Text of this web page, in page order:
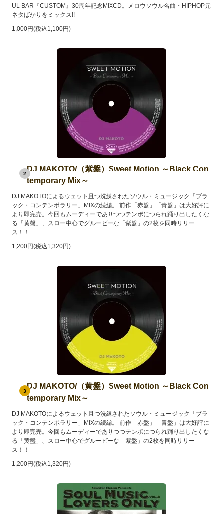
UL BAR『CUSTOM』30周年記念MIXCD。メロウソウル名曲・HIPHOP元
ネタばかりをミックス!!
1,000円(税込1,100円)
2
DJ MAKOTO/（紫盤）Sweet Motion ～Black Con
temporary Mix～
DJ MAKOTOによるウェット且つ洗練されたソウル・ミュージック「ブラ
ック・コンテンポラリー」MIXの続編。 前作「赤盤」「青盤」は大好評に
より即完売。今回もムーディーでありつつテンポにつられ踊り出したくな
る「黄盤」、スロー中心でグルービーな「紫盤」の2枚を同時リリー
ス！！
1,200円(税込1,320円)
3
DJ MAKOTO/（黄盤）Sweet Motion ～Black Con
temporary Mix～
DJ MAKOTOによるウェット且つ洗練されたソウル・ミュージック「ブラ
ック・コンテンポラリー」MIXの続編。 前作「赤盤」「青盤」は大好評に
より即完売。今回もムーディーでありつつテンポにつられ踊り出したくな
る「黄盤」、スロー中心でグルービーな「紫盤」の2枚を同時リリー
ス！！
1,200円(税込1,320円)